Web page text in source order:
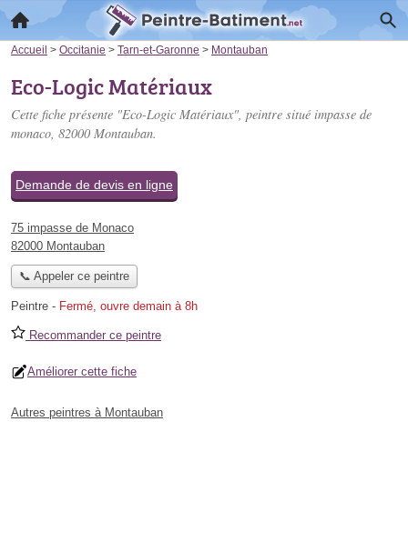
Accueil > Occitanie > Tarn-et-Garonne > Montauban
Eco-Logic Matériaux
Cette fiche présente "Eco-Logic Matériaux", peintre situé impasse de
monaco, 82000 Montauban.
Demande de devis en ligne
75 impasse de Monaco
82000 Montauban
📞 Appeler ce peintre
Peintre - Fermé, ouvre demain à 8h
Recommander ce peintre
Améliorer cette fiche
Autres peintres à Montauban